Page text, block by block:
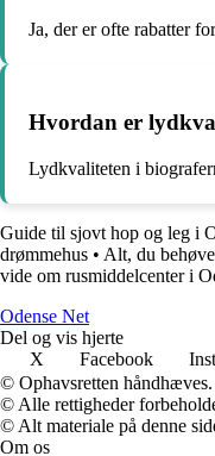
Ja, der er ofte rabatter
Hvordan er
Lydkvaliteten i
Guide til sjovt hop og leg i
drømmehus • Alt, du
vide om rusmiddelcenter i
Odense Net
Del og vis hjerte
X
Facebook
© Ophavsretten håndhæves.
© Alle rettigheder
© Alt materiale på denne
Om os